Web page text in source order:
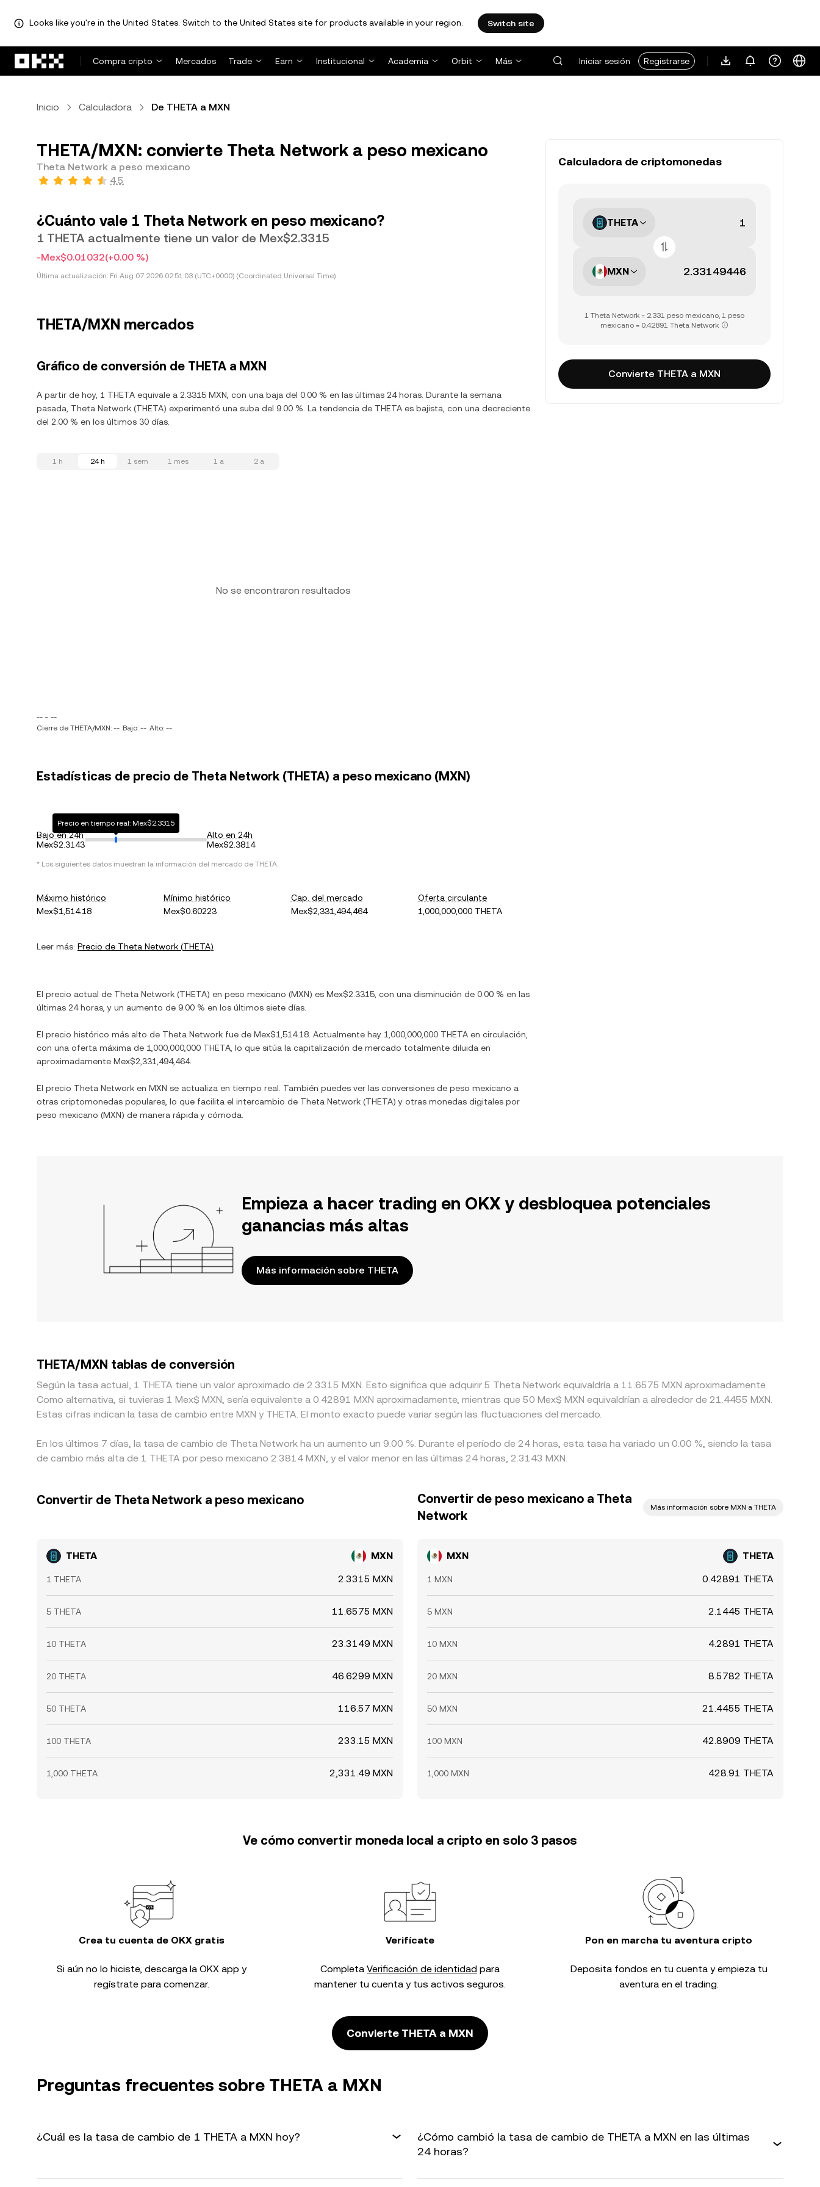
Looks like you're in the United States. Switch to the United States site for products available in your region. Switch site
Compra cripto
Mercados Trade Earn Institucional Academia Orbit Más Iniciar sesión Registrarse
Inicio Calculadora De THETA a MXN
THETA/MXN: convierte Theta Network a peso mexicano
Theta Network a peso mexicano
4.5
¿Cuánto vale 1 Theta Network en peso mexicano?
1 THETA actualmente tiene un valor de Mex$2.3315
-Mex$0.01032(+0.00 %)
Última actualización: Fri Aug 07 2026 02:51:03 (UTC+0000) (Coordinated Universal Time)
THETA/MXN mercados
Gráfico de conversión de THETA a MXN
A partir de hoy, 1 THETA equivale a 2.3315 MXN, con una baja del 0.00 % en las últimas 24 horas. Durante la semana
pasada, Theta Network (THETA) experimentó una suba del 9.00 %. La tendencia de THETA es bajista, con una decreciente
del 2.00 % en los últimos 30 días.
1 h 24 h 1 sem 1 mes 1 a 2 a
No se encontraron resultados
-- ~ --
Cierre de THETA/MXN: -- Bajo: -- Alto: --
Estadísticas de precio de Theta Network (THETA) a peso mexicano (MXN)
Bajo en 24h
Mex$2.3143
Precio en tiempo real: Mex$2.3315
Alto en 24h
Mex$2.3814
* Los siguientes datos muestran la información del mercado de THETA.
Máximo histórico
Mex$1,514.18
Mínimo histórico
Mex$0.60223
Cap. del mercado
Mex$2,331,494,464
Oferta circulante
1,000,000,000 THETA
Leer más: Precio de Theta Network (THETA)
El precio actual de Theta Network (THETA) en peso mexicano (MXN) es Mex$2.3315 , con una disminución de 0.00 % en las
últimas 24 horas, y un aumento de 9.00 % en los últimos siete días.
El precio histórico más alto de Theta Network fue de Mex$1,514.18 . Actualmente hay 1,000,000,000 THETA en circulación,
con una oferta máxima de 1,000,000,000 THETA , lo que sitúa la capitalización de mercado totalmente diluida en
aproximadamente Mex$2,331,494,464.
El precio Theta Network en MXN se actualiza en tiempo real. También puedes ver las conversiones de peso mexicano a
otras criptomonedas populares, lo que facilita el intercambio de Theta Network (THETA) y otras monedas digitales por
peso mexicano (MXN) de manera rápida y cómoda.
Calculadora de criptomonedas
THETA
MXN
1 Theta Network = 2.331 peso mexicano, 1 peso
mexicano = 0.42891 Theta Network
Convierte THETA a MXN
Empieza a hacer trading en OKX y desbloquea potenciales
ganancias más altas
Más información sobre THETA
THETA/MXN tablas de conversión
Según la tasa actual, 1 THETA tiene un valor aproximado de 2.3315 MXN. Esto significa que adquirir 5 Theta Network equivaldría a 11.6575 MXN aproximadamente.
Como alternativa, si tuvieras 1 Mex$ MXN, sería equivalente a 0.42891 MXN aproximadamente, mientras que 50 Mex$ MXN equivaldrían a alrededor de 21.4455 MXN.
Estas cifras indican la tasa de cambio entre MXN y THETA. El monto exacto puede variar según las fluctuaciones del mercado.
En los últimos 7 días, la tasa de cambio de Theta Network ha un aumento un 9.00 %. Durante el período de 24 horas, esta tasa ha variado un 0.00 %, siendo la tasa
de cambio más alta de 1 THETA por peso mexicano 2.3814 MXN, y el valor menor en las últimas 24 horas, 2.3143 MXN.
Convertir de Theta Network a peso mexicano
THETA MXN
1 THETA 2.3315 MXN
5 THETA 11.6575 MXN
10 THETA 23.3149 MXN
20 THETA 46.6299 MXN
50 THETA 116.57 MXN
100 THETA 233.15 MXN
1,000 THETA 2,331.49 MXN
Convertir de peso mexicano a Theta
Network
Más información sobre MXN a THETA
MXN THETA
1 MXN 0.42891 THETA
5 MXN 2.1445 THETA
10 MXN 4.2891 THETA
20 MXN 8.5782 THETA
50 MXN 21.4455 THETA
100 MXN 42.8909 THETA
1,000 MXN 428.91 THETA
Ve cómo convertir moneda local a cripto en solo 3 pasos
Crea tu cuenta de OKX gratis
Si aún no lo hiciste, descarga la OKX app y
regístrate para comenzar.
Verifícate
Completa Verificación de identidad para
mantener tu cuenta y tus activos seguros.
Pon en marcha tu aventura cripto
Deposita fondos en tu cuenta y empieza tu
aventura en el trading.
Convierte THETA a MXN
Preguntas frecuentes sobre THETA a MXN
¿Cuál es la tasa de cambio de 1 THETA a MXN hoy?
¿Cómo cambió la tasa de cambio de THETA a MXN en las últimas
24 horas?